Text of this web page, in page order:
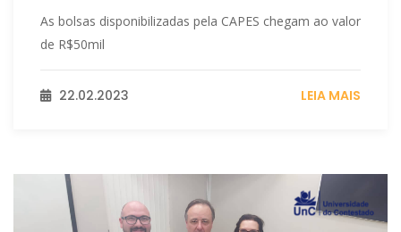
As bolsas disponibilizadas pela CAPES chegam ao valor
de R$50mil
22.02.2023 LEIA MAIS